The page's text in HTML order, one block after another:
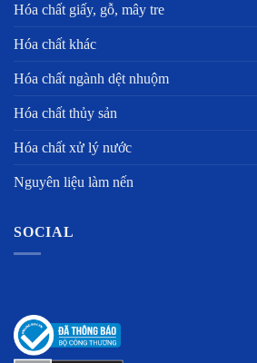
Hóa chất giấy, gỗ, mây tre
Hóa chất khác
Hóa chất ngành dệt nhuộm
Hóa chất thủy sản
Hóa chất xử lý nước
Nguyên liệu làm nến
SOCIAL